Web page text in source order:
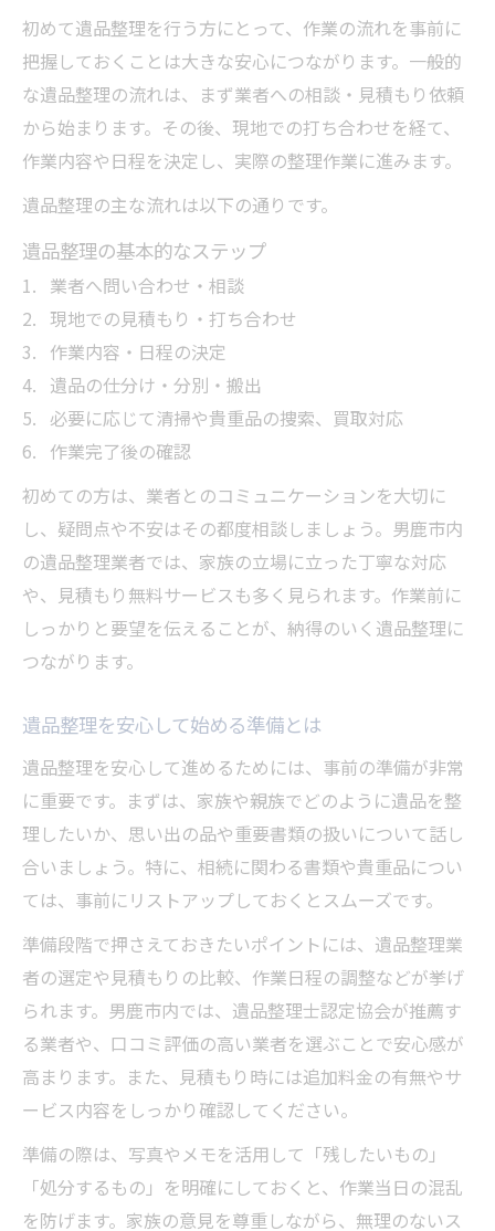
遺品整理で気をつけるべきサポート選び
遺品整理サポート各社の特徴と違い
遺品整理で重視したいスタッフの資格
遺品整理で安心できる対応体制とは
遺品整理サービスの保証内容を確認する
遺品整理のサポート範囲と追加サービス
初めて遺品整理を行う方にとって、作業の流れを事前に
把握しておくことは大きな安心につながります。一般的
な遺品整理の流れは、まず業者への相談・見積もり依頼
から始まります。その後、現地での打ち合わせを経て、
作業内容や日程を決定し、実際の整理作業に進みます。
遺品整理の主な流れは以下の通りです。
遺品整理の基本的なステップ
業者へ問い合わせ・相談
現地での見積もり・打ち合わせ
作業内容・日程の決定
遺品の仕分け・分別・搬出
必要に応じて清掃や貴重品の捜索、買取対応
作業完了後の確認
初めての方は、業者とのコミュニケーションを大切に
し、疑問点や不安はその都度相談しましょう。男鹿市内
の遺品整理業者では、家族の立場に立った丁寧な対応
や、見積もり無料サービスも多く見られます。作業前に
しっかりと要望を伝えることが、納得のいく遺品整理に
つながります。
遺品整理を安心して始める準備とは
遺品整理を安心して進めるためには、事前の準備が非常
に重要です。まずは、家族や親族でどのように遺品を整
理したいか、思い出の品や重要書類の扱いについて話し
合いましょう。特に、相続に関わる書類や貴重品につい
ては、事前にリストアップしておくとスムーズです。
準備段階で押さえておきたいポイントには、遺品整理業
者の選定や見積もりの比較、作業日程の調整などが挙げ
られます。男鹿市内では、遺品整理士認定協会が推薦す
る業者や、口コミ評価の高い業者を選ぶことで安心感が
高まります。また、見積もり時には追加料金の有無やサ
ービス内容をしっかり確認してください。
準備の際は、写真やメモを活用して「残したいもの」
「処分するもの」を明確にしておくと、作業当日の混乱
を防げます。家族の意見を尊重しながら、無理のないス